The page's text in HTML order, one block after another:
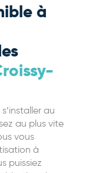
à
au
au plus vite
vous
à
puissiez